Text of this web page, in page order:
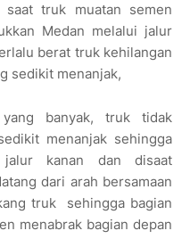
saat truk muatan semen
Medan melalui jalur
berat truk kehilangan
sedikit menanjak,
banyak, truk tidak
menanjak sehingga
kanan dan disaat
dari arah bersamaan
truk sehingga bagian
menabrak bagian depan